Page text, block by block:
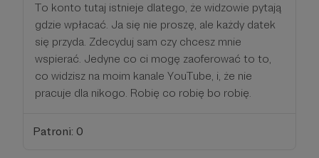
To konto tutaj istnieje dlatego, że widzowie pytają
gdzie wpłacać. Ja się nie proszę, ale każdy datek
się przyda. Zdecyduj sam czy chcesz mnie
wspierać. Jedyne co ci mogę zaoferować to to,
co widzisz na moim kanale YouTube, i, że nie
pracuje dla nikogo. Robię co robię bo robię.
Patroni: 0